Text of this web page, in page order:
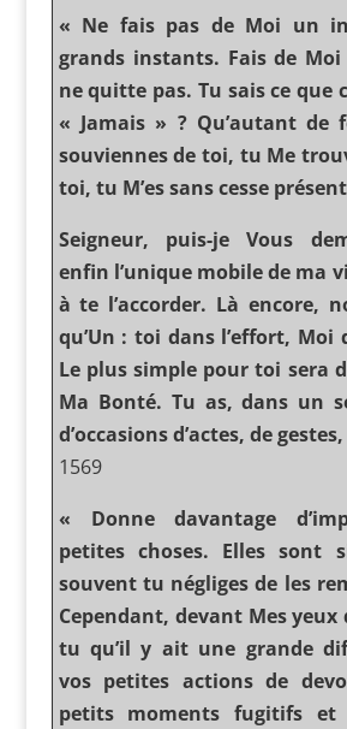
« Ne fais pas de Moi un
grands instants. Fais de Moi
ne quitte pas. Tu sais ce que
« Jamais » ? Qu’autant
souviennes de toi, tu Me
toi, tu M’es sans cesse
Seigneur, puis-je Vous
enfin l’unique mobile de ma
à te l’accorder. Là encore,
qu’Un : toi dans l’effort, Moi
Le plus simple pour toi sera
Ma Bonté. Tu as, dans un
d’occasions d’actes, de
1569
« Donne davantage
petites choses. Elles sont
souvent tu négliges de les
Cependant, devant Mes yeux
tu qu’il y ait une grande
vos petites actions de
petits moments fugitifs et